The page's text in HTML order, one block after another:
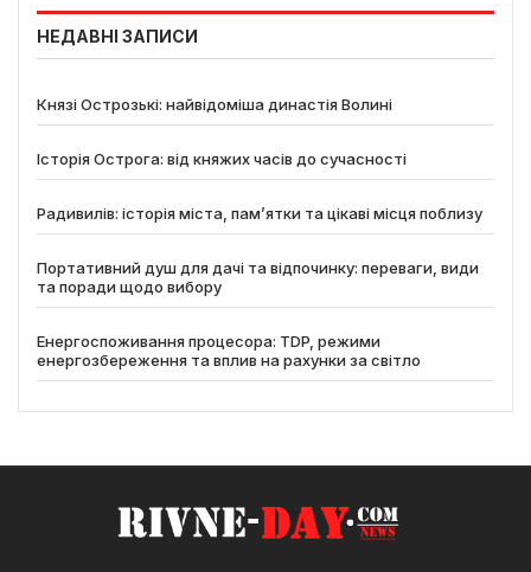
НЕДАВНІ ЗАПИСИ
Князі Острозькі: найвідоміша династія Волині
Історія Острога: від княжих часів до сучасності
Радивилів: історія міста, пам’ятки та цікаві місця поблизу
Портативний душ для дачі та відпочинку: переваги, види
та поради щодо вибору
Енергоспоживання процесора: TDP, режими
енергозбереження та вплив на рахунки за світло